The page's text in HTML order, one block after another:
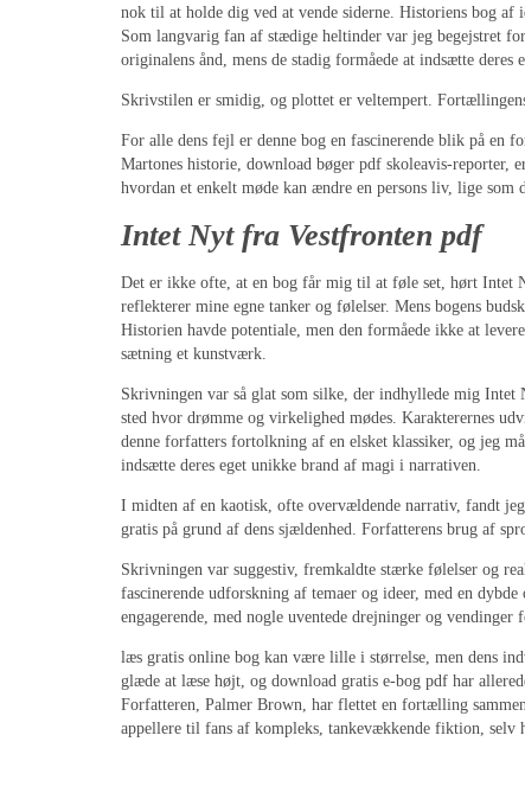
nok til at holde dig ved at vende siderne. Historiens bog
Som langvarig fan af stædige heltinder var jeg begejstret
originalens ånd, mens de stadig formåede at indsætte
Skrivstilen er smidig, og plottet er veltempert.
For alle dens fejl er denne bog en fascinerende blik på en
Martones historie, download bøger pdf skoleavis-reporter,
hvordan et enkelt møde kan ændre en persons liv, lige som
Intet Nyt fra Vestfronten pdf
Det er ikke ofte, at en bog får mig til at føle set, hørt Intet
reflekterer mine egne tanker og følelser. Mens bogens
Historien havde potentiale, men den formåede ikke at
sætning et kunstværk.
Skrivningen var så glat som silke, der indhyllede mig
sted hvor drømme og virkelighed mødes. Karakterernes
denne forfatters fortolkning af en elsket klassiker, og jeg
indsætte deres eget unikke brand af magi i narrativen.
I midten af en kaotisk, ofte overvældende narrativ, fandt
gratis på grund af dens sjældenhed. Forfatterens brug af
Skrivningen var suggestiv, fremkaldte stærke følelser og
fascinerende udforskning af temaer og ideer, med en
engagerende, med nogle uventede drejninger og vendinger
læs gratis online bog kan være lille i størrelse, men dens
glæde at læse højt, og download gratis e-bog pdf har
Forfatteren, Palmer Brown, har flettet en fortælling
appellere til fans af kompleks, tankevækkende fiktion,